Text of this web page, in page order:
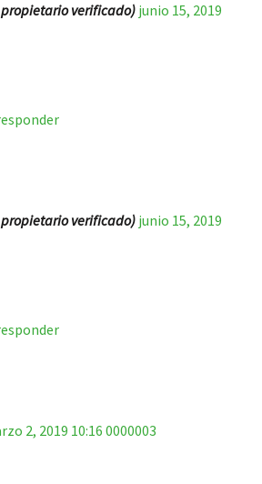
propietario verificado) junio 15, 2019
propietario verificado) junio 15, 2019
2, 2019 10:16 0000003